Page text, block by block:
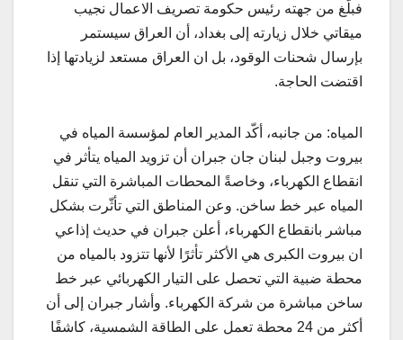
فبلّغ من جهته رئيس حكومة تصريف الاعمال نجيب
ميقاتي خلال زيارته إلى بغداد، أن العراق سيستمر
بإرسال شحنات الوقود، بل ان العراق مستعد لزيادتها إذا
اقتضت الحاجة.
المياه: من جانبه، أكّد المدير العام لمؤسسة المياه في
بيروت وجبل لبنان جان جبران أن تزويد المياه يتأثر في
انقطاع الكهرباء، وخاصةً المحطات المباشرة التي تنقل
المياه عبر خط ساخن. وعن المناطق التي تأثّرت بشكل
مباشر بانقطاع الكهرباء، أعلن جبران في حديث إذاعي
ان بيروت الكبرى هي الأكثر تأثرًا لأنها تتزود بالمياه من
محطة ضبية التي تحصل على التيار الكهربائي عبر خط
ساخن مباشرة من شركة الكهرباء. وأشار جبران إلى أن
أكثر من 24 محطة تعمل على الطاقة الشمسية، كاشفًا